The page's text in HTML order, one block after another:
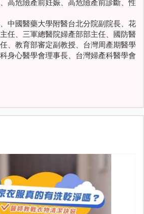
高危險產前妊娠、高危險產前診斷、性
中國醫藥大學附醫台北分院副院長、花
任、三軍總醫院婦產部部主任、國防醫
、教育部審定副教授、台灣周產期醫學
身心醫學會理事長、台灣婦產科醫學會